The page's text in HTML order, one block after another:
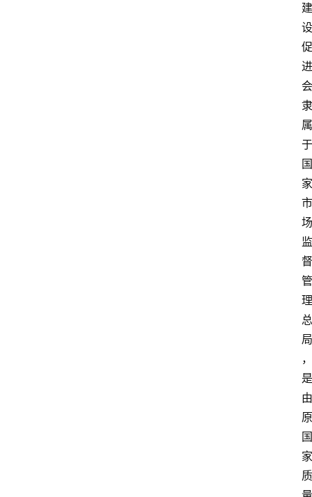
建
设
促
进
会
隶
属
于
国
家
市
场
监
督
管
理
总
局
，
是
由
原
国
家
质